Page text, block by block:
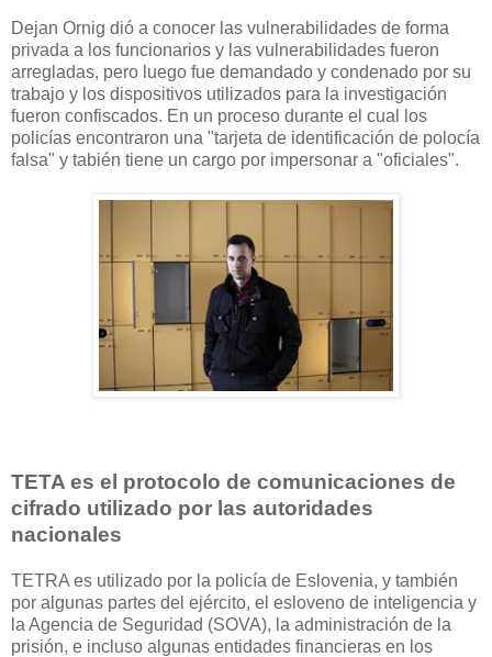
Dejan Ornig dió a conocer las vulnerabilidades de forma
privada a los funcionarios y las vulnerabilidades fueron
arregladas, pero luego fue demandado y condenado por su
trabajo y los dispositivos utilizados para la investigación
fueron confiscados. En un proceso durante el cual los
policías encontraron una "tarjeta de identificación de polocía
falsa" y tabién tiene un cargo por impersonar a "oficiales".
TETA es el protocolo de comunicaciones de
cifrado utilizado por las autoridades
nacionales
TETRA es utilizado por la policía de Eslovenia, y también
por algunas partes del ejército, el esloveno de inteligencia y
la Agencia de Seguridad (SOVA), la administración de la
prisión, e incluso algunas entidades financieras en los